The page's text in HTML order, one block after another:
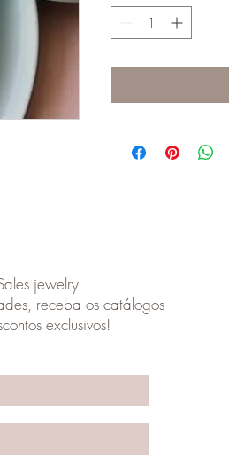
jewelry
receba os catálogos
exclusivos!